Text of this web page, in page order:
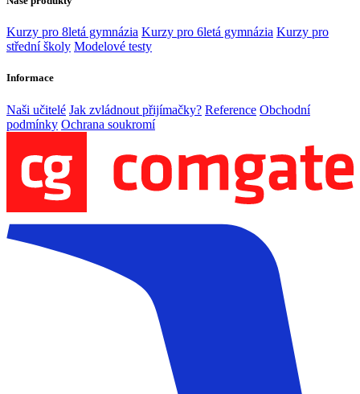
Kurzy pro 8letá gymnázia Kurzy pro 6letá gymnázia Kurzy pro
střední školy Modelové testy
Informace
Naši učitelé Jak zvládnout přijímačky? Reference Obchodní
podmínky Ochrana soukromí